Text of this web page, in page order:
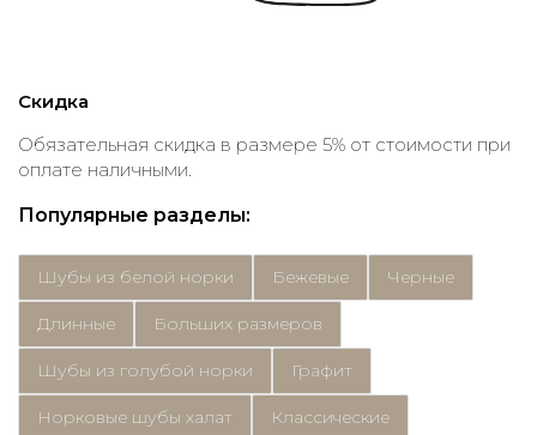
Скидка
Обязательная скидка в размере 5% от стоимости при
оплате наличными.
Популярные разделы:
Шубы из белой норки Бежевые Черные
Длинные Больших размеров
Шубы из голубой норки Графит
Норковые шубы халат Классические